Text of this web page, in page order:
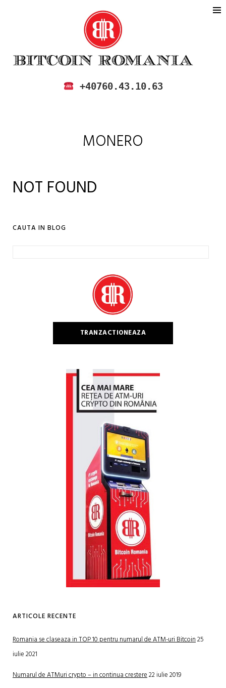
BITCOIN ROMANIA
CUMPARA SI VINDE BITCOIN IN
+40760.43.10.63
MONERO
NOT FOUND
CAUTA IN BLOG
TRANZACTIONEAZA
ARTICOLE RECENTE
Romania se claseaza in TOP 10 pentru numarul de ATM-uri Bitcoin25
iulie 2021
Numarul de ATMuri crypto – in continua crestere22 iulie 2019